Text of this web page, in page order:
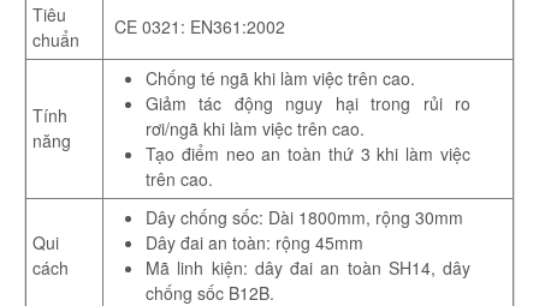
Tiêu
chuẩn
CE 0321: EN361:2002
Tính
năng
Chống té ngã khi làm việc trên cao.
Giảm tác động nguy hại trong rủi ro
rơi/ngã khi làm việc trên cao.
Tạo điểm neo an toàn thứ 3 khi làm việc
trên cao.
Qui
cách
Dây chống sốc: Dài 1800mm, rộng 30mm
Dây đai an toàn: rộng 45mm
Mã linh kiện: dây đai an toàn SH14, dây
chống sốc B12B.